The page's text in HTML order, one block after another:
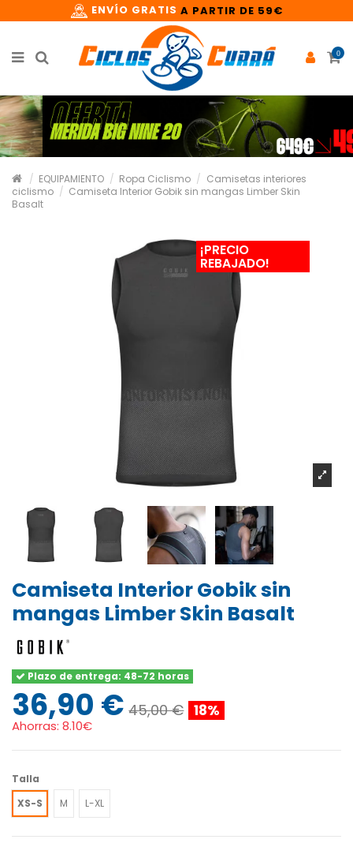
ENVÍO GRATIS A PARTIR DE 59€
0
EQUIPAMIENTO Ropa Ciclismo
Camisetas interiores
ciclismo
Camiseta Interior Gobik sin mangas Limber Skin
Basalt
¡PRECIO
REBAJADO!
Camiseta Interior Gobik sin
mangas Limber Skin Basalt
Plazo de entrega: 48-72 horas
36,90 € 45,00 € 18%
Ahorras: 8.10€
Talla
XS-S
M L-XL